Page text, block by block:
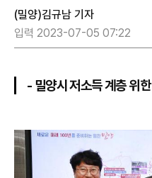
(밀양)김규남 기자
입력 2023-07-05 07:22
- 밀양시 저소득 계층 위